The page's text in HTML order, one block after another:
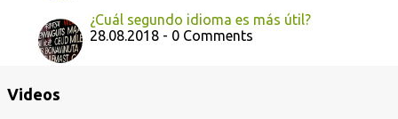
¿Cuál segundo idioma es más útil?
28.08.2018 - 0 Comments
Videos